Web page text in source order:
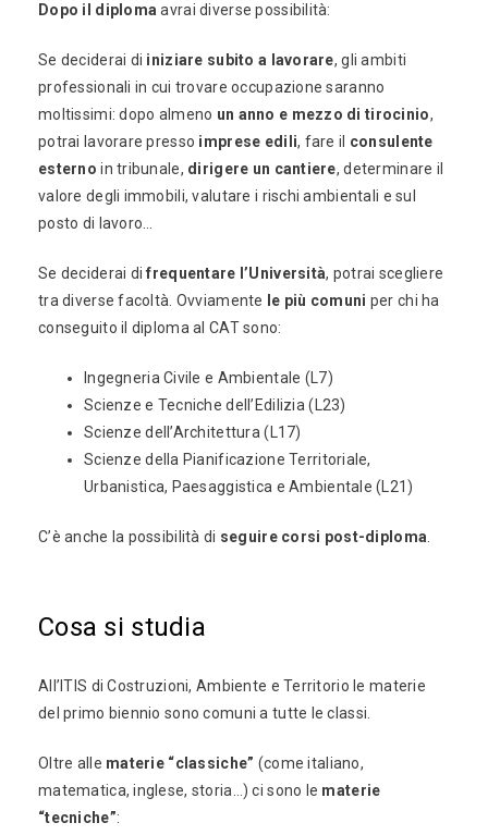
Dopo il diploma avrai diverse possibilità:
Se deciderai di iniziare subito a lavorare, gli ambiti
professionali in cui trovare occupazione saranno
moltissimi: dopo almeno un anno e mezzo di tirocinio,
potrai lavorare presso imprese edili, fare il consulente
esterno in tribunale, dirigere un cantiere, determinare il
valore degli immobili, valutare i rischi ambientali e sul
posto di lavoro…
Se deciderai difrequentare l’Università, potrai scegliere
tra diverse facoltà. Ovviamente
le più comuni per chi ha
conseguito il diploma al CAT sono:
Ingegneria Civile e Ambientale (L7)
Scienze e Tecniche dell’Edilizia (L23)
Scienze dell’Architettura (L17)
Scienze della Pianificazione Territoriale,
Urbanistica, Paesaggistica e Ambientale (L21)
C’è anche la possibilità di seguire corsi post-diploma
Cosa si studia
All’ITIS di Costruzioni, Ambiente e Territorio le materie
del primo biennio sono comuni a tutte le classi.
Oltre alle materie “classiche” (come italiano,
matematica, inglese, storia…) ci sono le materie
“tecniche”: